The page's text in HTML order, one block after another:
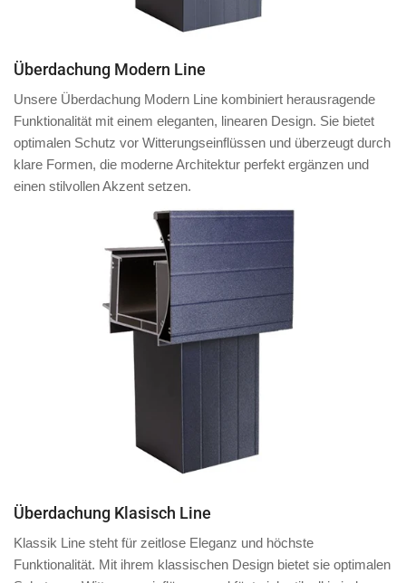
Überdachung Modern Line
Unsere Überdachung Modern Line kombiniert herausragende
Funktionalität mit einem eleganten, linearen Design. Sie bietet
optimalen Schutz vor Witterungseinflüssen und überzeugt durch
klare Formen, die moderne Architektur perfekt ergänzen und
einen stilvollen Akzent setzen.
Überdachung Klasisch Line
Klassik Line steht für zeitlose Eleganz und höchste
Funktionalität. Mit ihrem klassischen Design bietet sie optimalen